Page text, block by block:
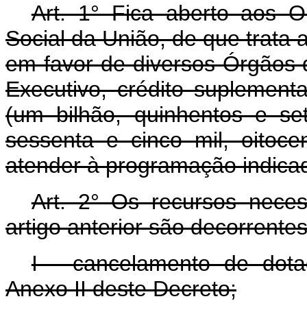
Art. 1° Fica aberto aos
Social da União, de que trata
em favor de diversos Órgãos
Executivo, crédito
(um bilhão, quinhentos e
sessenta e cinco mil,
atender à programação
Art. 2° Os recursos
artigo anterior são
I - cancelamento de
Anexo II deste Decreto;